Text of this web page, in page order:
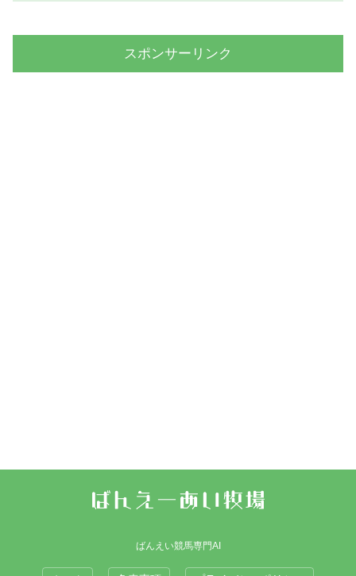
スポンサーリンク
ばんえい競馬専門AI